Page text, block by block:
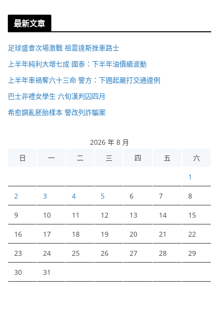
最新文章
足球盛會次場激戰 祖雲達斯挫車路士
上半年純利大增七成 國泰：下半年油價續波動
上半年車禍奪六十三命 警方：下週起嚴打交通違例
巴士非禮女學生 六旬漢判囚四月
希愈調亂胚胎樣本 警改列詐騙案
2026 年 8 月
日
一 二 三 四 五 六
1
2 3 4 5 6 7 8
9 10 11 12 13 14 15
16 17 18 19 20 21 22
23 24 25 26 27 28 29
30 31